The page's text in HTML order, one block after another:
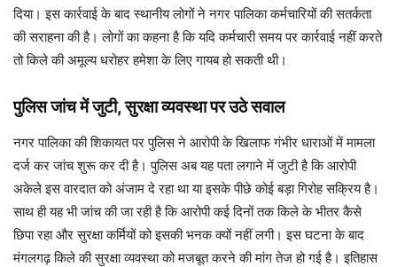
दिया। इस कार्रवाई के बाद स्थानीय लोगों ने नगर पालिका कर्मचारियों की सतर्कता
की सराहना की है। लोगों का कहना है कि यदि कर्मचारी समय पर कार्रवाई नहीं करते
तो किले की अमूल्य धरोहर हमेशा के लिए गायब हो सकती थी।
पुलिस जांच में जुटी, सुरक्षा व्यवस्था पर उठे सवाल
नगर पालिका की शिकायत पर पुलिस ने आरोपी के खिलाफ गंभीर धाराओं में मामला
दर्ज कर जांच शुरू कर दी है। पुलिस अब यह पता लगाने में जुटी है कि आरोपी
अकेले इस वारदात को अंजाम दे रहा था या इसके पीछे कोई बड़ा गिरोह सक्रिय है।
साथ ही यह भी जांच की जा रही है कि आरोपी कई दिनों तक किले के भीतर कैसे
छिपा रहा और सुरक्षा कर्मियों को इसकी भनक क्यों नहीं लगी। इस घटना के बाद
मंगलगढ़ किले की सुरक्षा व्यवस्था को मजबूत करने की मांग तेज हो गई है। इतिहास